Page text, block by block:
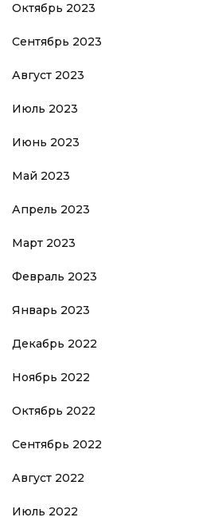
Октябрь 2023
Сентябрь 2023
Август 2023
Июль 2023
Июнь 2023
Май 2023
Апрель 2023
Март 2023
Февраль 2023
Январь 2023
Декабрь 2022
Ноябрь 2022
Октябрь 2022
Сентябрь 2022
Август 2022
Июль 2022